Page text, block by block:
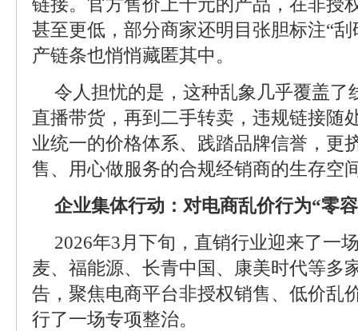
链接。官方售价上千元的产品，在非授
甚至更低，部分商家还明目张胆标注“
产链条也悄悄藏匿其中。
令人担忧的是，这种乱象几乎覆盖了
直播带货，再到二手转卖，违规链接随
业统一的价格体系、践踏品牌信誉，更
售、用心做服务的合规经销商的生存空
企业集体行动：对电商乱价行为“零
2026年3月下旬，直销行业迎来了一
麦、福能源、长青中国、康美时代等多
告，聚焦电商平台非授权销售、低价乱
行了一场专项整治。